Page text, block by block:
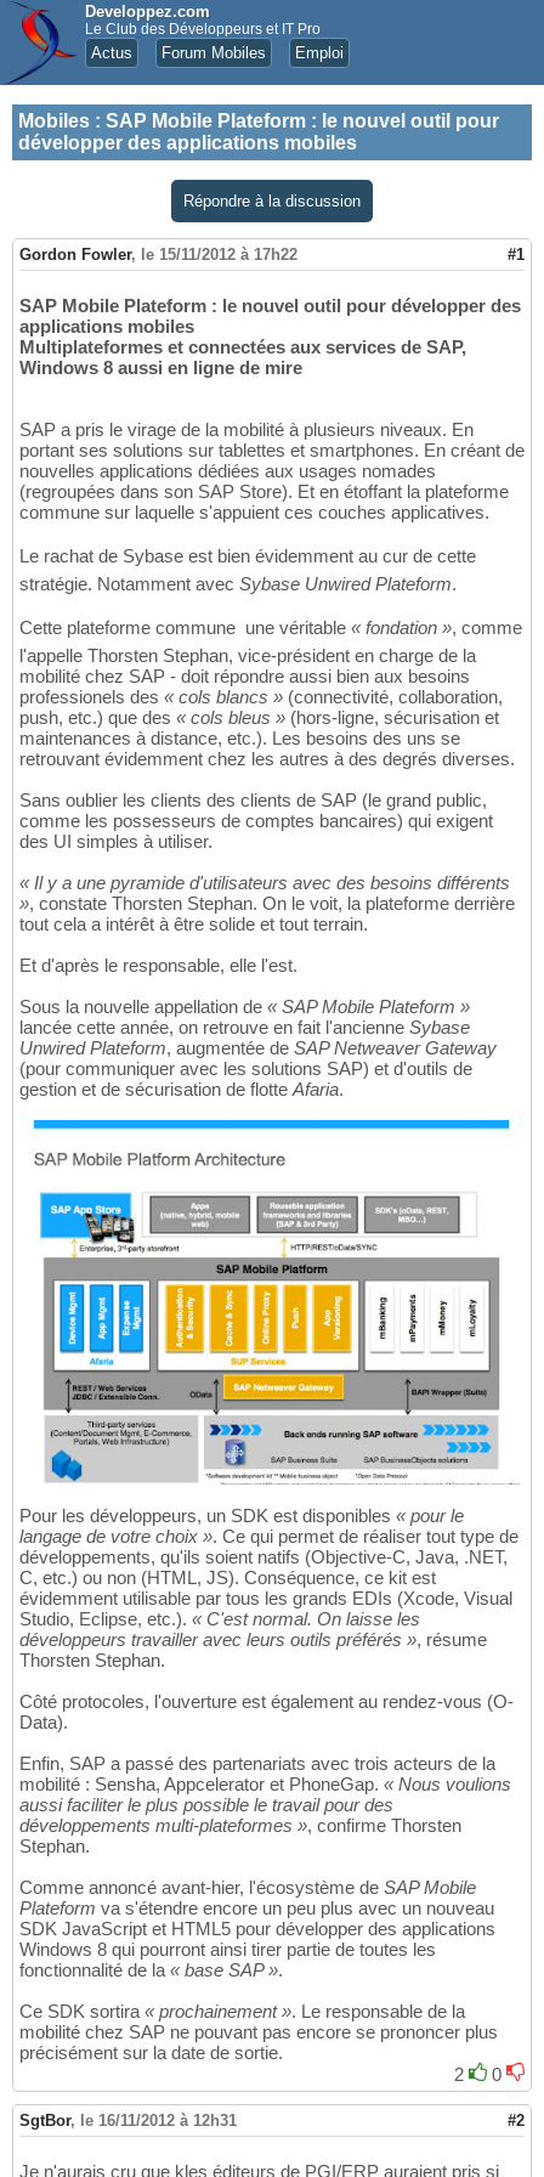
Developpez.com
Le Club des Développeurs et IT Pro
Actus Forum Mobiles Emploi
Mobiles : SAP Mobile Plateform : le nouvel outil pour
développer des applications mobiles
Répondre à la discussion
Gordon Fowler, le 15/11/2012 à 17h22 #1
SAP Mobile Plateform : le nouvel outil pour développer des
applications mobiles
Multiplateformes et connectées aux services de SAP,
Windows 8 aussi en ligne de mire
SAP a pris le virage de la mobilité à plusieurs niveaux. En
portant ses solutions sur tablettes et smartphones. En créant de
nouvelles applications dédiées aux usages nomades
(regroupées dans son SAP Store). Et en étoffant la plateforme
commune sur laquelle s'appuient ces couches applicatives.
Le rachat de Sybase est bien évidemment au cur de cette
stratégie. Notamment avec Sybase Unwired Plateform.
Cette plateforme commune  une véritable « fondation », comme
l'appelle Thorsten Stephan, vice-président en charge de la
mobilité chez SAP - doit répondre aussi bien aux besoins
professionels des « cols blancs » (connectivité, collaboration,
push, etc.) que des « cols bleus » (hors-ligne, sécurisation et
maintenances à distance, etc.). Les besoins des uns se
retrouvant évidemment chez les autres à des degrés diverses.
Sans oublier les clients des clients de SAP (le grand public,
comme les possesseurs de comptes bancaires) qui exigent
des UI simples à utiliser.
« Il y a une pyramide d'utilisateurs avec des besoins différents
», constate Thorsten Stephan. On le voit, la plateforme derrière
tout cela a intérêt à être solide et tout terrain.
Et d'après le responsable, elle l'est.
Sous la nouvelle appellation de « SAP Mobile Plateform »
lancée cette année, on retrouve en fait l'ancienne Sybase
Unwired Plateform, augmentée de SAP Netweaver Gateway
(pour communiquer avec les solutions SAP) et d'outils de
gestion et de sécurisation de flotte Afaria.
Pour les développeurs, un SDK est disponibles « pour le
langage de votre choix ». Ce qui permet de réaliser tout type de
développements, qu'ils soient natifs (Objective-C, Java, .NET,
C, etc.) ou non (HTML, JS). Conséquence, ce kit est
évidemment utilisable par tous les grands EDIs (Xcode, Visual
Studio, Eclipse, etc.). « C'est normal. On laisse les
développeurs travailler avec leurs outils préférés », résume
Thorsten Stephan.
Côté protocoles, l'ouverture est également au rendez-vous (O-
Data).
Enfin, SAP a passé des partenariats avec trois acteurs de la
mobilité : Sensha, Appcelerator et PhoneGap. « Nous voulions
aussi faciliter le plus possible le travail pour des
développements multi-plateformes », confirme Thorsten
Stephan.
Comme annoncé avant-hier, l'écosystème de SAP Mobile
Plateform va s'étendre encore un peu plus avec un nouveau
SDK JavaScript et HTML5 pour développer des applications
Windows 8 qui pourront ainsi tirer partie de toutes les
fonctionnalité de la « base SAP ».
Ce SDK sortira « prochainement ». Le responsable de la
mobilité chez SAP ne pouvant pas encore se prononcer plus
précisément sur la date de sortie.
2
0
SgtBor, le 16/11/2012 à 12h31 #2
Je n'aurais cru que kles éditeurs de PGI/ERP auraient pris si